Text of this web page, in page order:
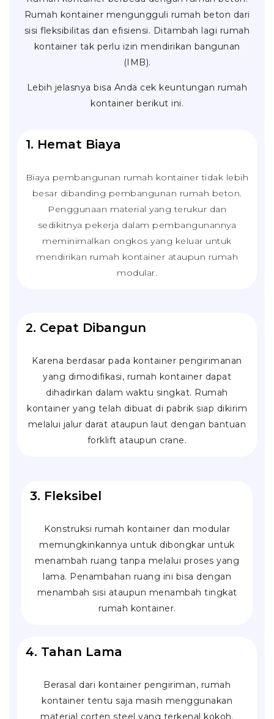
Rumah kontainer mengungguli rumah beton dari
sisi fleksibilitas dan efisiensi. Ditambah lagi rumah
kontainer tak perlu izin mendirikan bangunan
(IMB).
Lebih jelasnya bisa Anda cek keuntungan rumah
kontainer berikut ini.
1. Hemat Biaya
Biaya pembangunan rumah kontainer tidak lebih
besar dibanding pembangunan rumah beton.
Penggunaan material yang terukur dan
sedikitnya pekerja dalam pembangunannya
meminimalkan ongkos yang keluar untuk
mendirikan rumah kontainer ataupun rumah
modular.
2. Cepat Dibangun
Karena berdasar pada kontainer pengirimanan
yang dimodifikasi, rumah kontainer dapat
dihadirkan dalam waktu singkat. Rumah
kontainer yang telah dibuat di pabrik siap dikirim
melalui jalur darat ataupun laut dengan bantuan
forklift ataupun crane.
3. Fleksibel
Konstruksi rumah kontainer dan modular
memungkinkannya untuk dibongkar untuk
menambah ruang tanpa melalui proses yang
lama. Penambahan ruang ini bisa dengan
menambah sisi ataupun menambah tingkat
rumah kontainer.
4. Tahan Lama
Berasal dari kontainer pengiriman, rumah
kontainer tentu saja masih menggunakan
material corten steel yang terkenal kokoh.